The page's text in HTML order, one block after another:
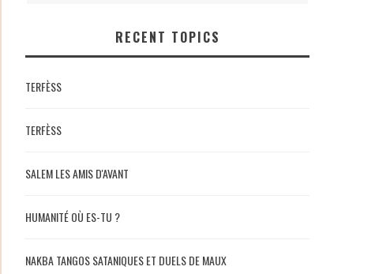
RECENT TOPICS
TERFÈSS
TERFÈSS
SALEM LES AMIS D'AVANT
HUMANITÉ OÙ ES-TU ?
NAKBA TANGOS SATANIQUES ET DUELS DE MAUX